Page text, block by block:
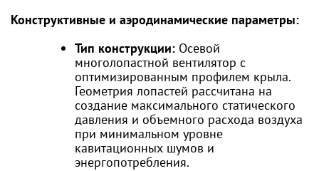
Конструктивные и аэродинамические параметры:
Тип конструкции: Осевой
многолопастной вентилятор с
оптимизированным профилем крыла.
Геометрия лопастей рассчитана на
создание максимального статического
давления и объемного расхода воздуха
при минимальном уровне
кавитационных шумов и
энергопотребления.